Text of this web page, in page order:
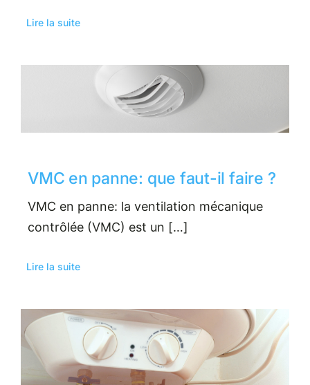
Lire la suite
VMC en panne: que faut-il faire ?
VMC en panne: la ventilation mécanique
contrôlée (VMC) est un […]
Lire la suite